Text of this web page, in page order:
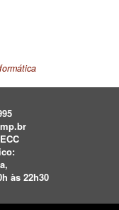
às 22h30